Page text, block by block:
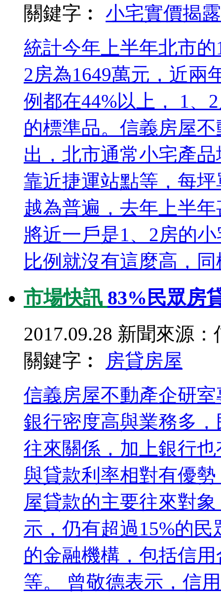
關鍵字︰ 小宅實價揭露
統計今年上半年北市
2房為1649萬元，近兩
例都在44%以上， 1、
的標準品。信義房屋
出，北市通常小宅產
靠近捷運站點等，每
越為普遍，去年上半
將近一戶是1、2房的
比例就沒有這麼高，
市場快訊 83%民眾房
2017.09.28 新聞來源：
關鍵字︰
房貸房屋
信義房屋不動產企研
銀行密度高與業務多
往來關係，加上銀行
與貸款利率相對有優
屋貸款的主要往來對
示，仍有超過15%的
的金融機構，包括信
等。 曾敬德表示，信